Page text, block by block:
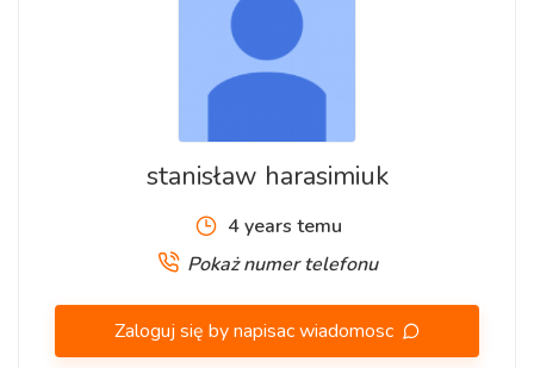
stanisław harasimiuk
4 years temu
Pokaż numer telefonu
Zaloguj się by napisac wiadomosc